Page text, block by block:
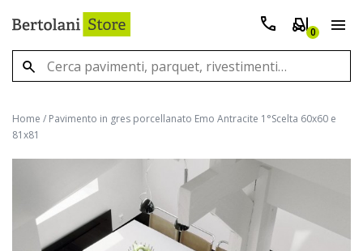
0
Home / Pavimento in gres porcellanato Emo Antracite 1°Scelta 60x60 e
81x81